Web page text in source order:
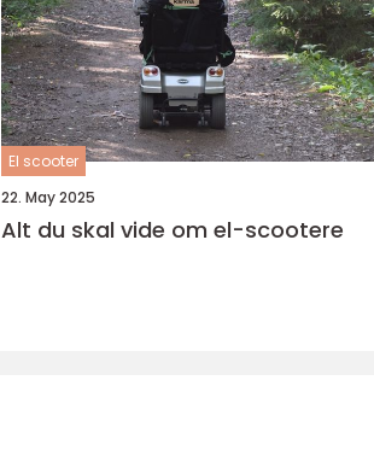
El scooter
22. May 2025
Alt du skal vide om el-scootere